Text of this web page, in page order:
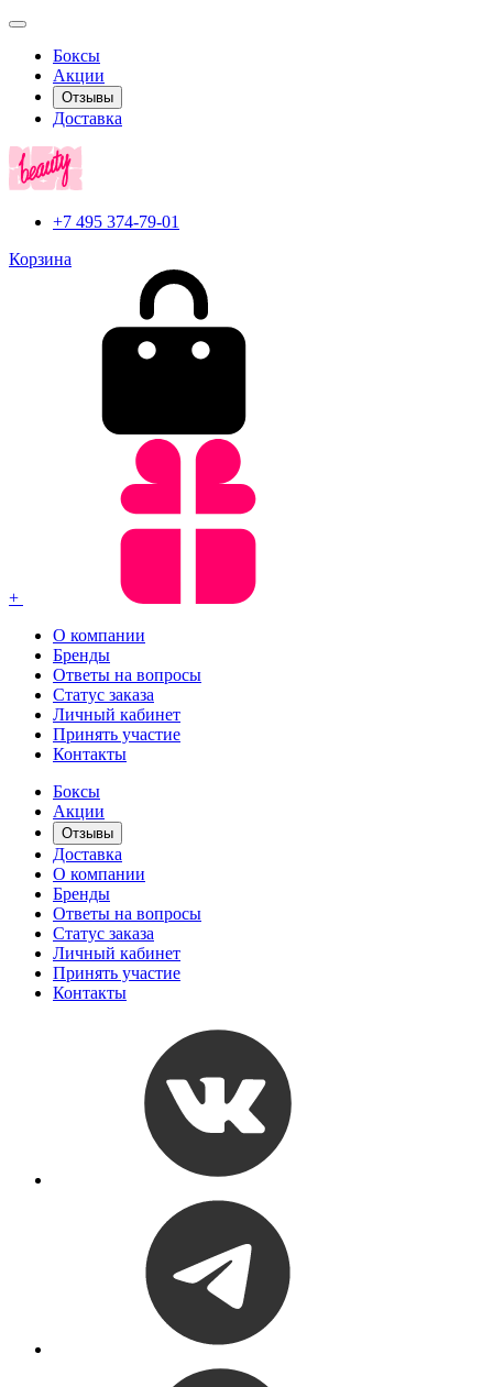
Боксы
Акции
Отзывы
Доставка
+7 495 374-79-01
Корзина
+
О компании
Бренды
Ответы на вопросы
Статус заказа
Личный кабинет
Принять участие
Контакты
Боксы
Акции
Отзывы
Доставка
О компании
Бренды
Ответы на вопросы
Статус заказа
Личный кабинет
Принять участие
Контакты